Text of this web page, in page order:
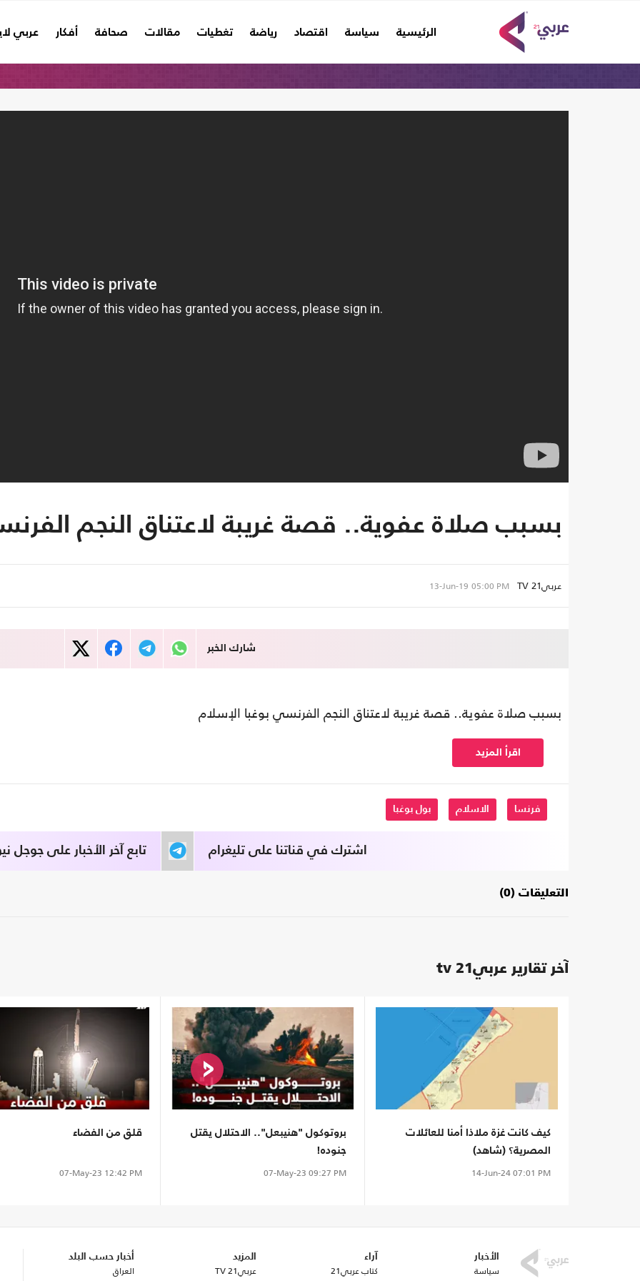
الرئيسية
(current) سياسة اقتصاد رياضة تغطيات مقالات صحافة أفكار عربي
بسبب صلاة عفوية.. قصة غريبة لاعتناق النجم
عربي21 TV 13-Jun-19 05:00 PM
شارك الخبر
بسبب صلاة عفوية.. قصة غريبة لاعتناق النجم الفرنسي بوغبا الإسلام
اقرأ المزيد
فرنسا الاسلام بول بوغبا
تابع آخر الأخبار على جوجل اشترك في قناتنا على تليغرام
التعليقات (0)
آخر تقارير عربي21 tv
كيف كانت غزة ملاذا أمنا للعائلات
المصرية؟ (شاهد)
14-Jun-2407:01 PM
بروتوكول "هنيبعل".. الاحتلال يقتل
جنوده!
07-May-23 09:27 PM
قلق من الفضاء
07-May-23 12:42 PM
الأخبار
سياسة
آراء
كتاب عربي21
المزيد
عربي21 TV
أخبار حسب البلد
العراق